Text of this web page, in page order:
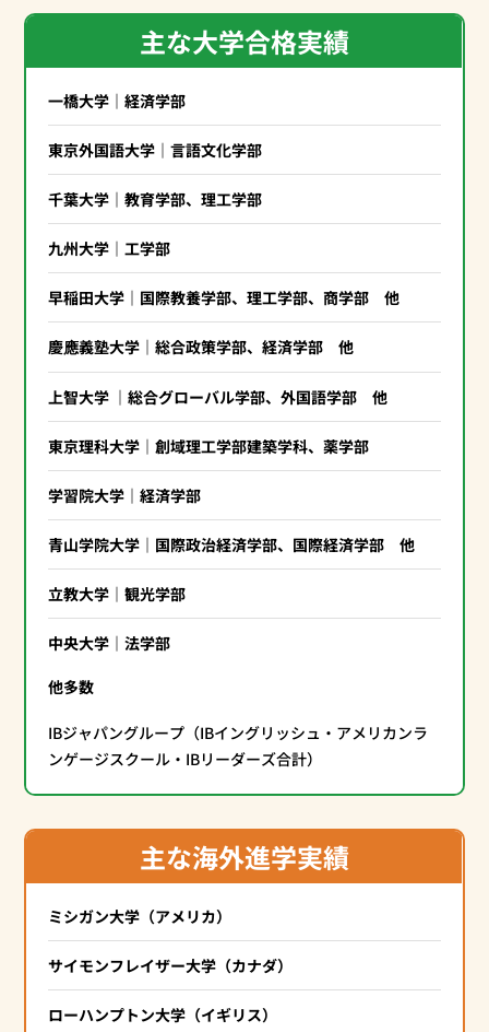
主な大学合格実績
一橋大学｜経済学部
東京外国語大学｜言語文化学部
千葉大学｜教育学部、理工学部
九州大学｜工学部
早稲田大学｜国際教養学部、理工学部、商学部 他
慶應義塾大学｜総合政策学部、経済学部 他
上智大学 ｜総合グローバル学部、外国語学部 他
東京理科大学｜創域理工学部建築学科、薬学部
学習院大学｜経済学部
青山学院大学｜国際政治経済学部、国際経済学部 他
立教大学｜観光学部
中央大学｜法学部
他多数
IBジャパングループ（IBイングリッシュ・アメリカンラ
ンゲージスクール・IBリーダーズ合計）
主な海外進学実績
ミシガン大学（アメリカ）
サイモンフレイザー大学（カナダ）
ローハンプトン大学（イギリス）